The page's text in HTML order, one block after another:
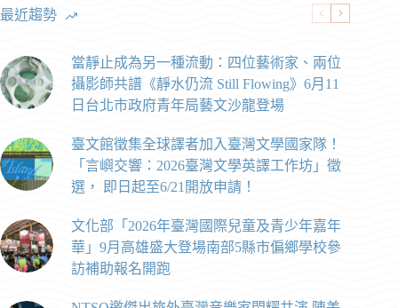
最近趨勢
當靜止成為另一種流動：四位藝術家、兩位
攝影師共譜《靜水仍流 Still Flowing》6月11
日台北市政府青年局藝文沙龍登場
臺文館徵集全球譯者加入臺灣文學國家隊！
「言嶼交響：2026臺灣文學英譯工作坊」徵
選， 即日起至6/21開放申請！
文化部「2026年臺灣國際兒童及青少年嘉年
華」9月高雄盛大登場南部5縣市偏鄉學校參
訪補助報名開跑